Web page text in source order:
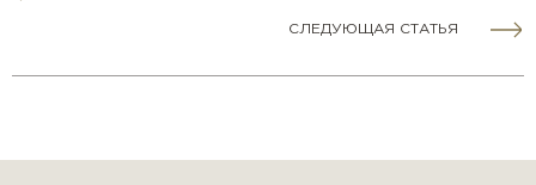
СЛЕДУЮЩАЯ СТАТЬЯ